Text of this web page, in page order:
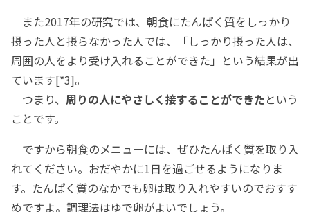
また2017年の研究では、朝食にたんぱく質をしっかり
摂った人と摂らなかった人では、「しっかり摂った人は、
周囲の人をより受け入れることができた」という結果が出
ています[*3]。
つまり、 周りの人にやさしく接することができたという
ことです。
ですから朝食のメニューには、ぜひたんぱく質を取り入
れてください。おだやかに1日を過ごせるようになりま
す。たんぱく質のなかでも卵は取り入れやすいのでおすす
めですよ。調理法はゆで卵がよいでしょう。